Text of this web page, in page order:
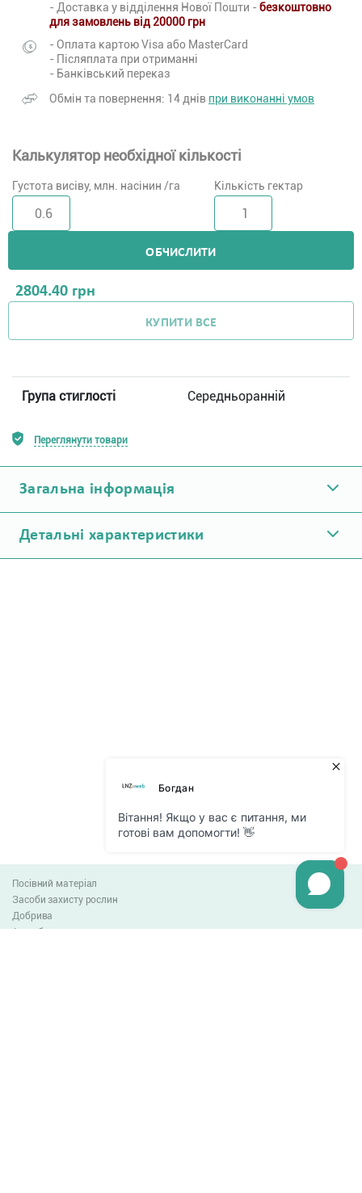
- Доставка у відділення Нової Пошти - безкоштовно
для замовлень від 20000 грн
- Оплата картою Visa або MasterCard
- Післяплата при отриманні
- Банківський переказ
Обмін та повернення: 14 днів при виконанні умов
Калькулятор необхідної кількості
Густота висіву, млн. насінин /га Кількість гектар
ОБЧИСЛИТИ
2804.40 грн
КУПИТИ ВСЕ
Група стиглості Середньоранній
Переглянути товари
Загальна інформація
Детальні характеристики
Посівний матеріал
Засоби захисту рослин
Добрива
Агро-блог